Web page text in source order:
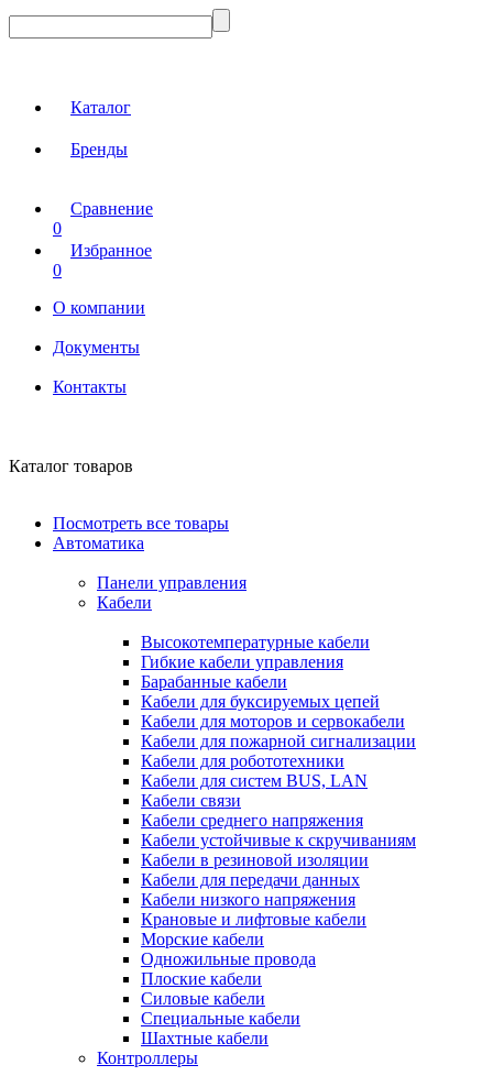
Каталог
Бренды
Сравнение
0
Избранное
0
О компании
Документы
Контакты
Каталог товаров
Посмотреть все товары
Автоматика
Панели управления
Кабели
Высокотемпературные кабели
Гибкие кабели управления
Барабанные кабели
Кабели для буксируемых цепей
Кабели для моторов и сервокабели
Кабели для пожарной сигнализации
Кабели для робототехники
Кабели для систем BUS, LAN
Кабели связи
Кабели среднего напряжения
Кабели устойчивые к скручиваниям
Кабели в резиновой изоляции
Кабели для передачи данных
Кабели низкого напряжения
Крановые и лифтовые кабели
Морские кабели
Одножильные провода
Плоские кабели
Силовые кабели
Специальные кабели
Шахтные кабели
Контроллеры